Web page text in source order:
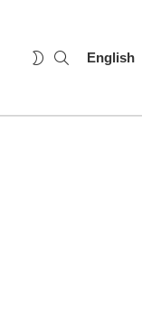
English
SEARCH